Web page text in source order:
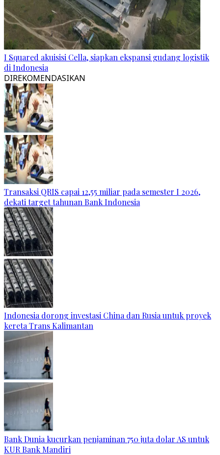
I Squared akuisisi Cella, siapkan ekspansi gudang logistik
di Indonesia
DIREKOMENDASIKAN
Transaksi QRIS capai 12,55 miliar pada semester I 2026,
dekati target tahunan Bank Indonesia
Indonesia dorong investasi China dan Rusia untuk proyek
kereta Trans Kalimantan
Bank Dunia kucurkan penjaminan 750 juta dolar AS untuk
KUR Bank Mandiri